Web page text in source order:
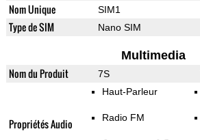
Nom Unique SIM1
Type de SIM Nano SIM
Multimedia
Nom du Produit 7S
Propriétés Audio
Haut-Parleur
Radio FM